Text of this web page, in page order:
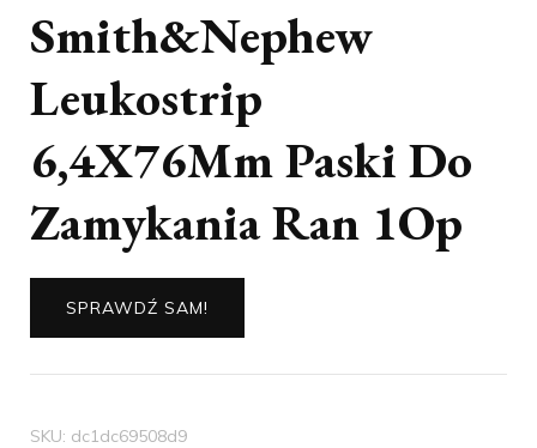
Smith&Nephew
Leukostrip
6,4X76Mm Paski Do
Zamykania Ran 1Op
SPRAWDŹ SAM!
SKU: dc1dc69508d9